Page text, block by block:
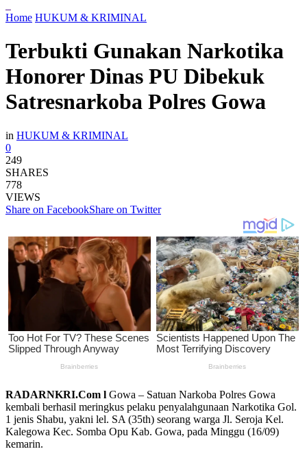
Home HUKUM & KRIMINAL
Terbukti Gunakan Narkotika
Honorer Dinas PU Dibekuk
Satresnarkoba Polres Gowa
in HUKUM & KRIMINAL
0
249
SHARES
778
VIEWS
Share on FacebookShare on Twitter
RADARNKRI.Com l Gowa – Satuan Narkoba Polres Gowa
kembali berhasil meringkus pelaku penyalahgunaan Narkotika Gol.
1 jenis Shabu, yakni lel. SA (35th) seorang warga Jl. Seroja Kel.
Kalegowa Kec. Somba Opu Kab. Gowa, pada Minggu (16/09)
kemarin.